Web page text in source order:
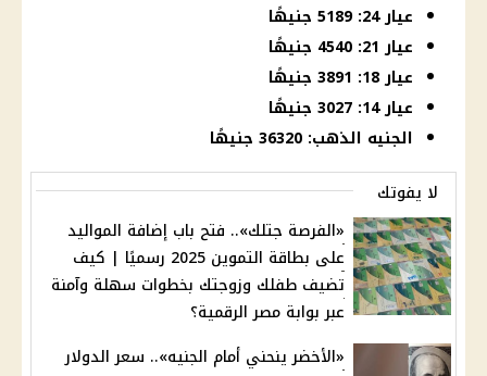
عيار 24: 5189 جنيهًا
عيار 21: 4540 جنيهًا
عيار 18: 3891 جنيهًا
عيار 14: 3027 جنيهًا
الجنيه الذهب: 36320 جنيهًا
لا يفوتك
«الفرصة جتلك».. فتح باب إضافة المواليد
على بطاقة التموين 2025 رسميًا | كيف
تضيف طفلك وزوجتك بخطوات سهلة وآمنة
عبر بوابة مصر الرقمية؟
«الأخضر ينحني أمام الجنيه».. سعر الدولار